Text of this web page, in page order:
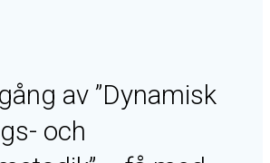
av ”Dynamisk
och